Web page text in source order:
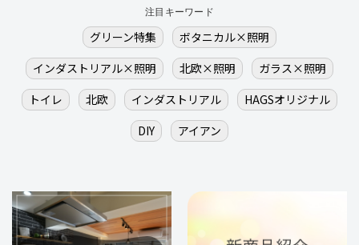
注目キーワード
グリーン特集
ボタニカル×照明
インダストリアル×照明
北欧×照明
ガラス×照明
トイレ
北欧 インダストリアル
HAGSオリジナル
DIY
アイアン